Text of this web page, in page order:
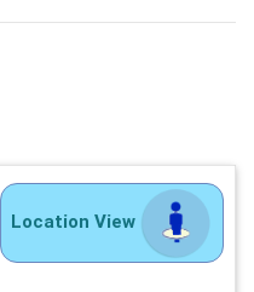
Location View